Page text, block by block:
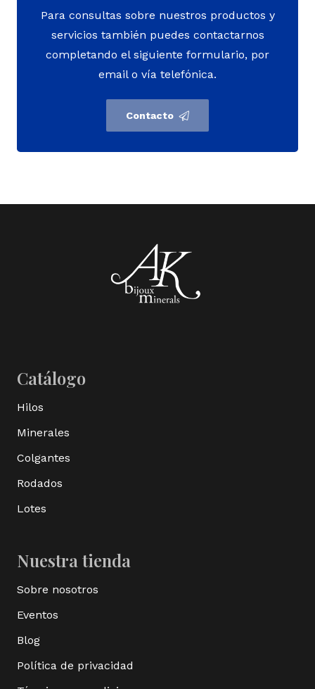
Para consultas sobre nuestros productos y
servicios también puedes contactarnos
completando el siguiente formulario, por
email o vía telefónica.
Contacto
Catálogo
Hilos
Minerales
Colgantes
Rodados
Lotes
Nuestra tienda
Sobre nosotros
Eventos
Blog
Política de privacidad